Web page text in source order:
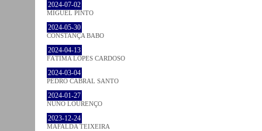
2024-07-02
MIGUEL PINTO
2024-05-30
CONSTANÇA BABO
2024-04-13
FÁTIMA LOPES CARDOSO
2024-03-04
PEDRO CABRAL SANTO
2024-01-27
NUNO LOURENÇO
2023-12-24
MAFALDA TEIXEIRA